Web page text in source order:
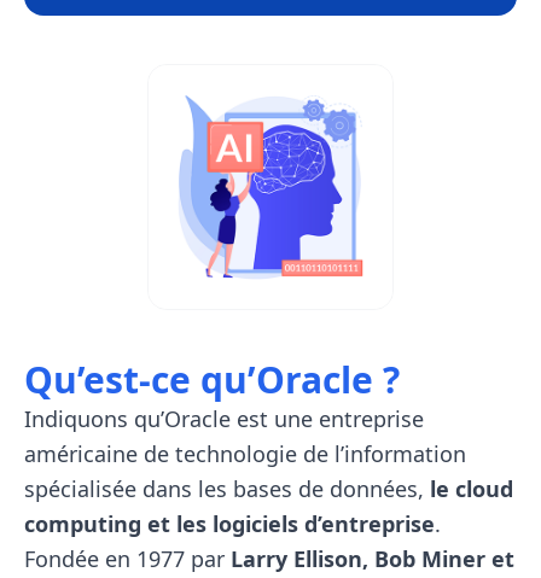
Qu’est-ce qu’Oracle ?
Indiquons qu’Oracle est une entreprise
américaine de technologie de l’information
spécialisée dans les bases de données, le cloud
computing et les logiciels d’entreprise.
Fondée en 1977 par Larry Ellison, Bob Miner et